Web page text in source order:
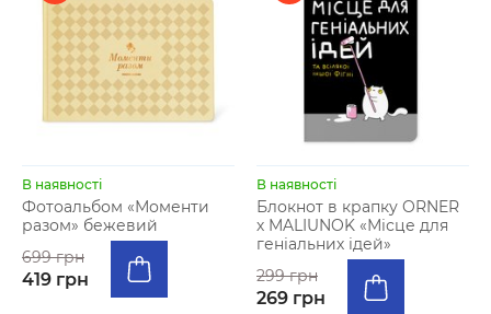
В наявності
Фотоальбом «Моменти
разом» бежевий
699 грн
419 грн
В наявності
Блокнот в крапку ORNER
х MALIUNOK «Місце для
геніальних ідей»
299 грн
269 грн